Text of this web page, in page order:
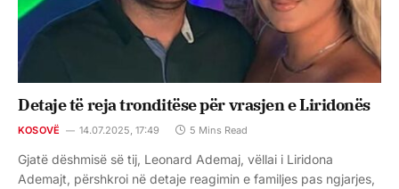
Detaje të reja tronditëse për vrasjen e Liridonës
KOSOVË 14.07.2025, 17:49 5 Mins Read
Gjatë dëshmisë së tij, Leonard Ademaj, vëllai i Liridona
Ademajt, përshkroi në detaje reagimin e familjes pas ngjarjes,